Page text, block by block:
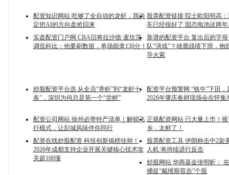
配资知识网站 吃够了全自动的龙虾，我决
定把AI的方向盘抢回来
股票配资链接 院士欧阳明高
车已经很好了 固态电池这两
实盘配资门户网 CBA旧将拉沙德·麦坎茨
调侃科比：他要刷数据，单场能拿130分！
靠谱的配资平台 复出后的字
队“演戏”？雄鹿战绩下滑，抱
导火索
炒股配资平台选 从全员“养虾”到“龙虾十
条”，深圳为何总是第一个“尝鲜”
配资平台预警网 “铁牛”下田
2026年肇庆春耕现场会在怀集
配资公司网站 徐州必带特产清单｜解锁飞
行模式，让彭城风味伴你同行
正规配资网站 已大量上市！
乡，太鲜了！
配资在线炒股配资 科技创新揭榜挂帅！
2026年成都支持企业开展关键核心技术攻
关超100项
股票配资工具 伊朗称击中2架
人机 将持续进行反击
炒股网站 华商基金张明昕：
捕捉“戴维斯双击”个股